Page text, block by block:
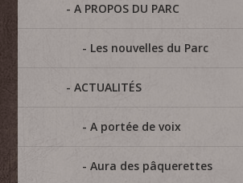
A PROPOS DU PARC
Les nouvelles du Parc
ACTUALITÉS
A portée de voix
Aura des pâquerettes